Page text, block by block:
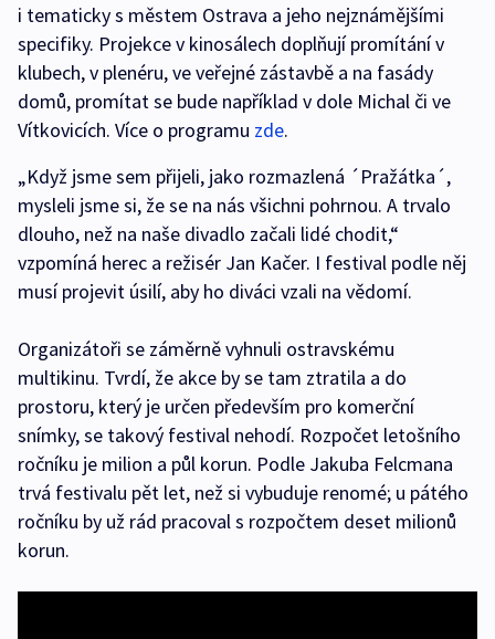
i tematicky s městem Ostrava a jeho nejznámějšími
specifiky. Projekce v kinosálech doplňují promítání v
klubech, v plenéru, ve veřejné zástavbě a na fasády
domů, promítat se bude například v dole Michal či ve
Vítkovicích. Více o programu zde.
„Když jsme sem přijeli, jako rozmazlená ´Pražátka´,
mysleli jsme si, že se na nás všichni pohrnou. A trvalo
dlouho, než na naše divadlo začali lidé chodit,“
vzpomíná herec a režisér Jan Kačer. I festival podle něj
musí projevit úsilí, aby ho diváci vzali na vědomí.
Organizátoři se záměrně vyhnuli ostravskému
multikinu. Tvrdí, že akce by se tam ztratila a do
prostoru, který je určen především pro komerční
snímky, se takový festival nehodí. Rozpočet letošního
ročníku je milion a půl korun. Podle Jakuba Felcmana
trvá festivalu pět let, než si vybuduje renomé; u pátého
ročníku by už rád pracoval s rozpočtem deset milionů
korun.